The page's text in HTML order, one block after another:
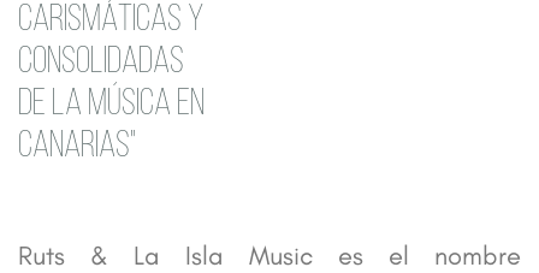
CARISMÁTICAS Y
CONSOLIDADAS
DE LA MÚSICA EN
CANARIAS"
Ruts & La Isla Music es el nombre